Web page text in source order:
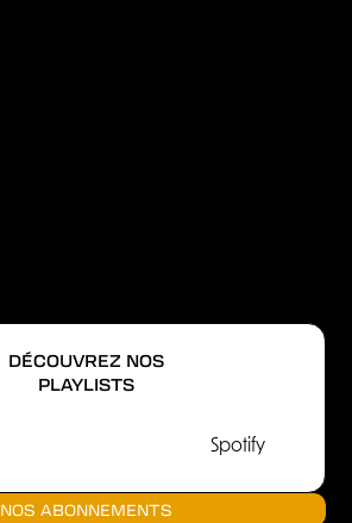
DÉCOUVREZ NOS
PLAYLISTS
Spotify
NOS ABONNEMENTS